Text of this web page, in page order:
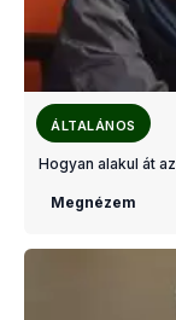
ÁLTALÁNOS
Hogyan alakul át
Megnézem